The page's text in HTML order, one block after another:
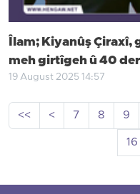
Îlam; Kiyanûş Çiraxî,
meh girtîgeh û 40
19 August 2025 14:57
<< < 7 8 9
16